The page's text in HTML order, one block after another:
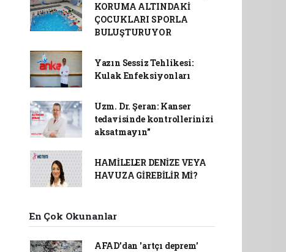
KORUMA ALTINDAKİ
ÇOCUKLARI SPORLA
BULUŞTURUYOR
Yazın Sessiz Tehlikesi:
Kulak Enfeksiyonları
Uzm. Dr. Şeran: Kanser
tedavisinde kontrollerinizi
aksatmayın"
HAMİLELER DENİZE VEYA
HAVUZA GİREBİLİR Mİ?
En Çok Okunanlar
AFAD’dan 'artçı deprem'